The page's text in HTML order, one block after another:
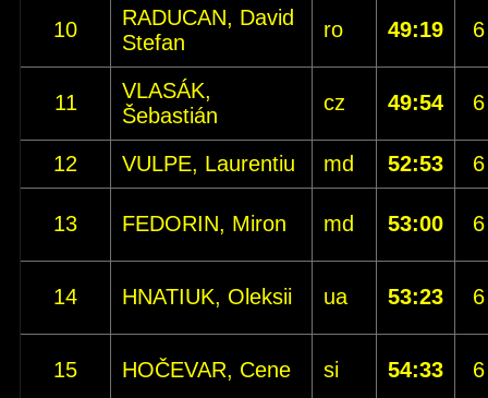
10
RADUCAN, David
Stefan
ro 49:19 6
11
VLASÁK,
Šebastián
cz 49:54 6
12 VULPE, Laurentiu md 52:53 6
13 FEDORIN, Miron md 53:00 6
14 HNATIUK, Oleksii ua 53:23 6
15 HOČEVAR, Cene si 54:33 6